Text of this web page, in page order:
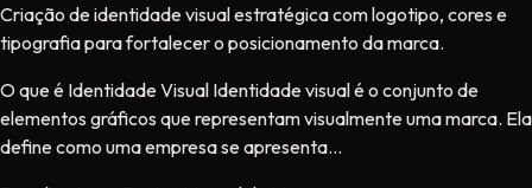
Criação de identidade visual estratégica com logotipo, cores e
tipografia para fortalecer o posicionamento da marca.
O que é Identidade Visual Identidade visual é o conjunto de
elementos gráficos que representam visualmente uma marca. Ela
define como uma empresa se apresenta...